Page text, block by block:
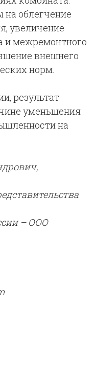
на облегчение
увеличение
и межремонтного
внешнего
норм.
результат
уменьшения
на
– ООО